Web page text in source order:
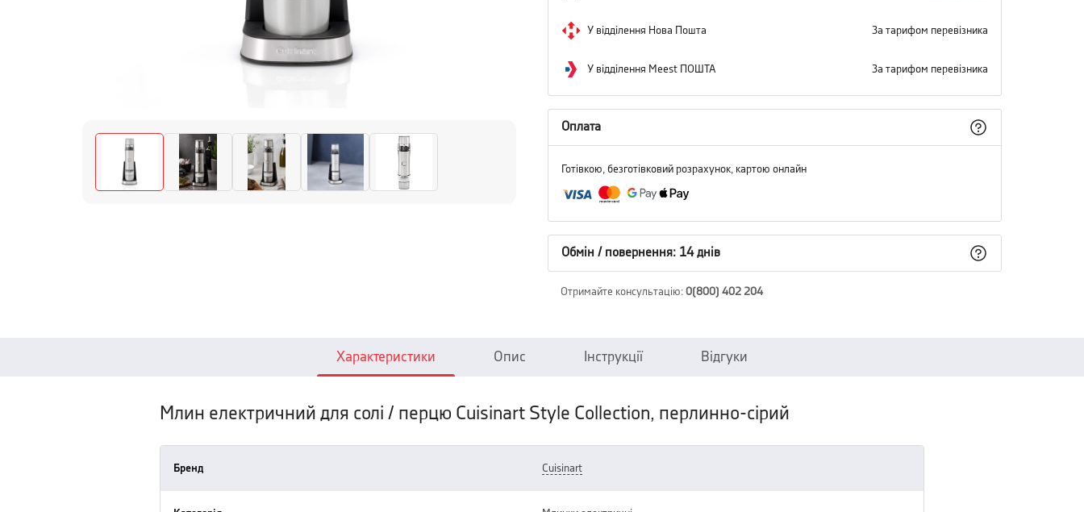
У відділення Нова Пошта За тарифом перевізника
У відділення Meest ПОШТА За тарифом перевізника
Оплата
Готівкою, безготівковий розрахунок, картою онлайн
Обмін / повернення: 14 днів
Отримайте консультацію: 0(800) 402 204
Характеристики Опис Інструкції Відгуки
Млин електричний для солі / перцю Cuisinart Style Collection, перлинно-сірий
Бренд cuisinart